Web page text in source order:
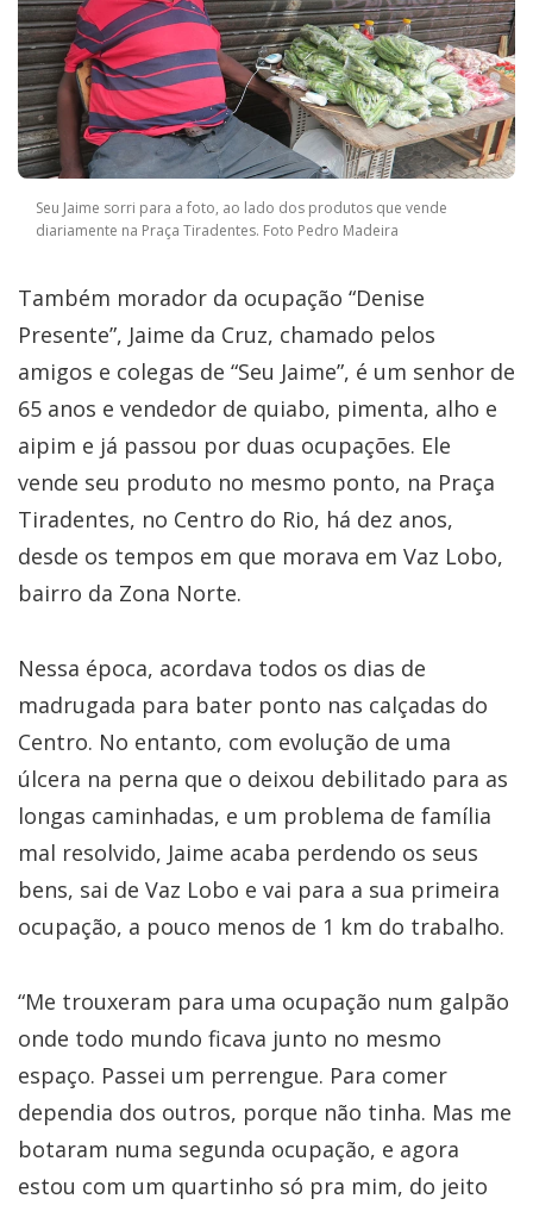
Seu Jaime sorri para a foto, ao lado dos produtos que vende
diariamente na Praça Tiradentes. Foto Pedro Madeira
Também morador da ocupação “Denise
Presente”, Jaime da Cruz, chamado pelos
amigos e colegas de “Seu Jaime”, é um senhor de
65 anos e vendedor de quiabo, pimenta, alho e
aipim e já passou por duas ocupações. Ele
vende seu produto no mesmo ponto, na Praça
Tiradentes, no Centro do Rio, há dez anos,
desde os tempos em que morava em Vaz Lobo,
bairro da Zona Norte.
Nessa época, acordava todos os dias de
madrugada para bater ponto nas calçadas do
Centro. No entanto, com evolução de uma
úlcera na perna que o deixou debilitado para as
longas caminhadas, e um problema de família
mal resolvido, Jaime acaba perdendo os seus
bens, sai de Vaz Lobo e vai para a sua primeira
ocupação, a pouco menos de 1 km do trabalho.
“Me trouxeram para uma ocupação num galpão
onde todo mundo ficava junto no mesmo
espaço. Passei um perrengue. Para comer
dependia dos outros, porque não tinha. Mas me
botaram numa segunda ocupação, e agora
estou com um quartinho só pra mim, do jeito